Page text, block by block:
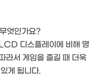
엇인가요?
디스플레이에 비해 명
라서 게임을 즐길 때 더욱
게 됩니다.